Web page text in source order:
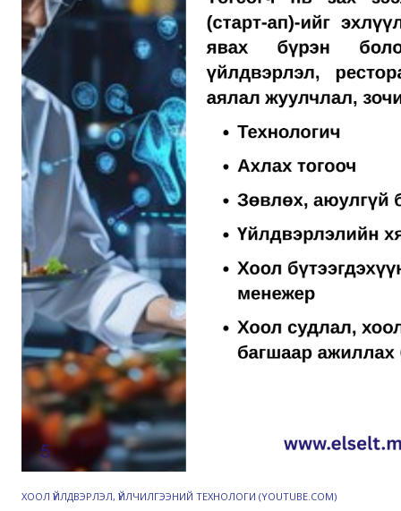
ХООЛ ҮЙЛДВЭРЛЭЛ, ҮЙЛЧИЛГЭЭНИЙ ТЕХНОЛОГИ (YOUTUBE.COM)